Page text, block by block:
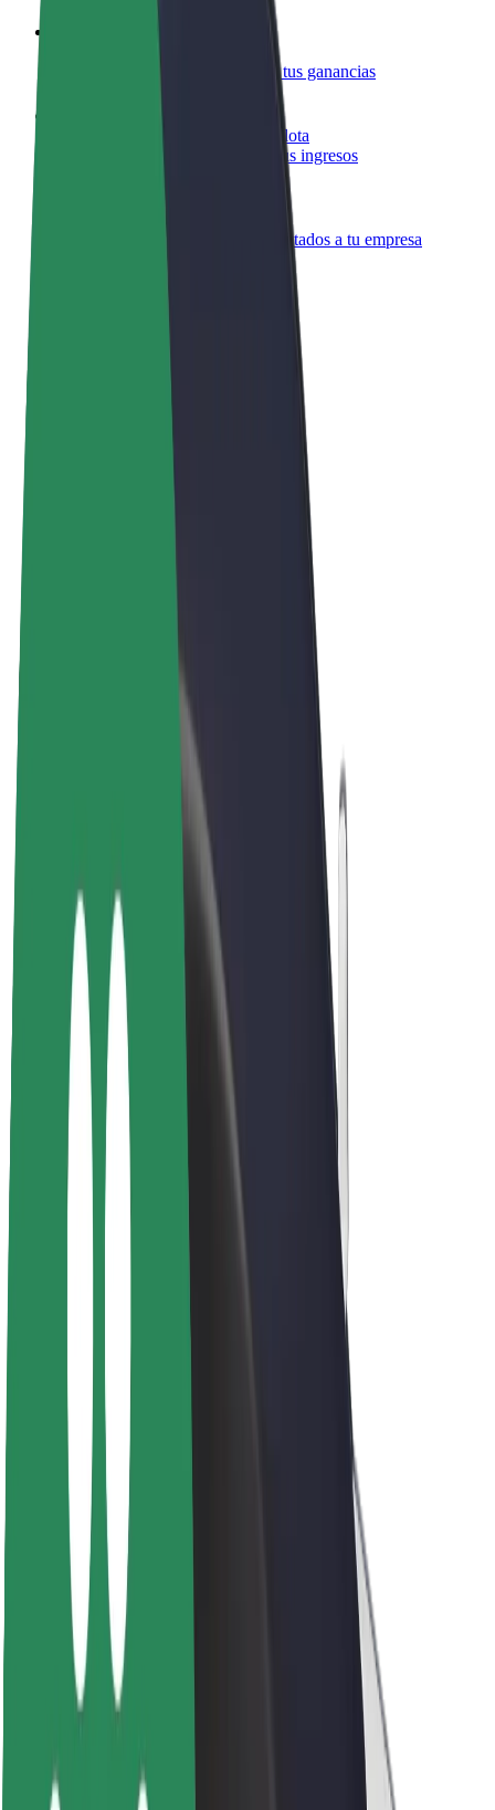
Llegá a más clientes y maximizá tus ganancias
Registrarse como propietario de flota
Añadí tu flota a Bolt y potenciá tus ingresos
Productos y servicios de Bolt adaptados a tu empresa
Conductores
Ingresos de conductor/a
Repartidores
Ingresos de repartidor
Comercios de Bolt Food
Flotas
Empresa
Sostenibilidad en Bolt
Blog
Sala de prensa
Misión
Relación con inversores
Liderazgo
Marca
Medios
Fondo Urbano
Seguridad para usuarios